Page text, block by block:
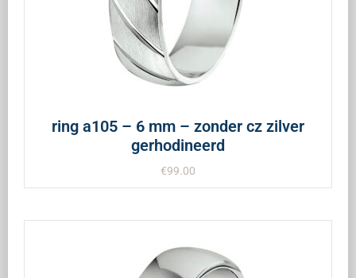
ring a105 – 6 mm – zonder cz zilver
gerhodineerd
€99.00